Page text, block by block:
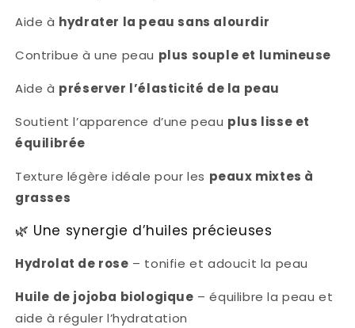
Aide à hydrater la peau sans alourdir
Contribue à une peau plus souple et lumineuse
Aide à préserver l’élasticité de la peau
Soutient l’apparence d’une peau plus lisse et
équilibrée
Texture légère idéale pour les peaux mixtes à
grasses
🌿 Une synergie d’huiles précieuses
Hydrolat de rose – tonifie et adoucit la peau
Huile de jojoba biologique – équilibre la peau et
aide à réguler l’hydratation